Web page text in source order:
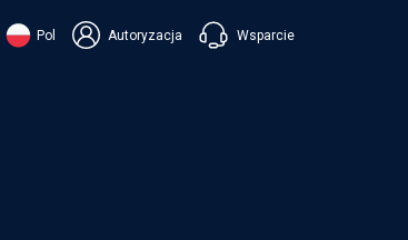
Pol Autoryzacja Wsparcie